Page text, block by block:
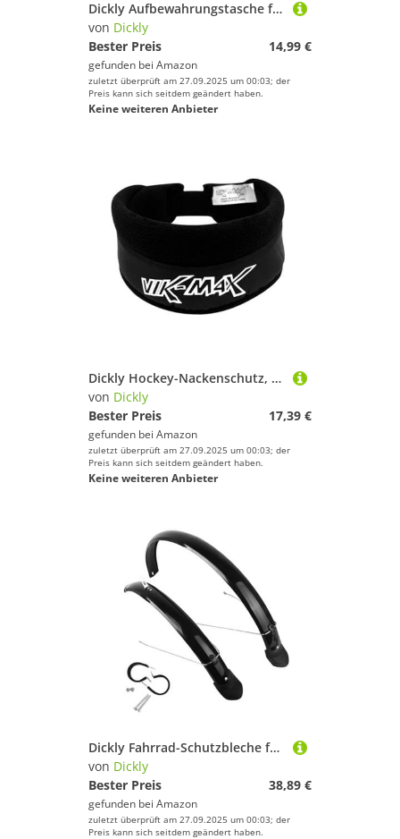
Dickly Aufbewahrungstasche für Campingausrüstung, Tragetasche mit Reißverschluss, Seesack für Baldachinstange, Rolltisch, 90x25x25 cm
von Dickly
Bester Preis
14,99 €
gefunden bei Amazon
zuletzt überprüft am 27.09.2025 um 00:03; der
Preis kann sich seitdem geändert haben.
Keine weiteren Anbieter
Dickly Hockey-Nackenschutz, schnittfester Nackenschutz, Schutzausrüstung, Eishockey-Nackenschutz, Halsschutz für Erwachsene, Sport, Ringette, 13.5-17 Inch
von Dickly
Bester Preis
17,39 €
gefunden bei Amazon
zuletzt überprüft am 27.09.2025 um 00:03; der
Preis kann sich seitdem geändert haben.
Keine weiteren Anbieter
Dickly Fahrrad-Schutzbleche für vorne und hinten, Fahrrad-Schutzbleche, Radschutz, Ersatz-Fahrrad-Schmutzfänger, Fahrrad-Schmutzfänger für Zubehör, für 26 Zoll mit Haken
von Dickly
Bester Preis
38,89 €
gefunden bei Amazon
zuletzt überprüft am 27.09.2025 um 00:03; der
Preis kann sich seitdem geändert haben.